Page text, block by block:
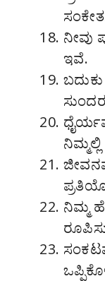
ನೀವು
ಇವೆ.
ನಿಮ್ಮ